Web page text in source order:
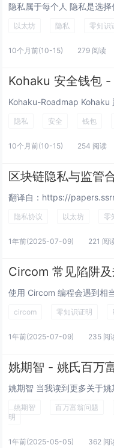
以太坊 隐私 零知识
10个月前(10-15) 279 阅读
Kohaku 安全钱包 -
隐私 安全 钱包
10个月前(10-15) 254 阅读
区块链隐私与监管
隐私协议 以太坊 零
1年前(2025-07-09) 221 阅
Circom 常见陷阱
circom 零知识证明
1年前(2025-07-09) 235 阅
姚期智 - 姚氏百万
姚期智 百万富翁问题
明
1年前(2025-05-05) 362 阅